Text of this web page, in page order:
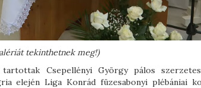
tekinthetnek meg!)
Csepellényi György pálos
elején Liga Konrád füzesabonyi plébániai